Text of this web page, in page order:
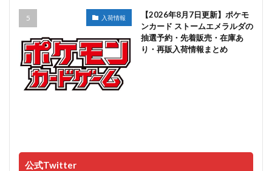
入荷情報
【2026年8月7日更新】ポケモ
ンカード ストームエメラルダの
抽選予約・先着販売・在庫あ
り・再販入荷情報まとめ
公式Twitter